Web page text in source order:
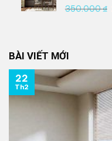
350.000₫
BÀI VIẾT MỚI
22
Th2